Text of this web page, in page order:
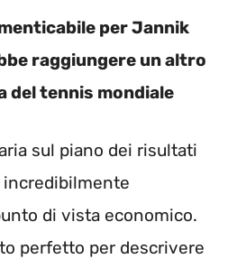
per Jannik
raggiungere un altro
del tennis mondiale
sul piano dei risultati
di vista economico.
perfetto per descrivere